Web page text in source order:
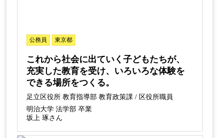
公務員 東京都
これから社会に出ていく子どもたちが、
充実した教育を受け、いろいろな体験を
できる場所をつくる。
足立区役所 教育指導部 教育政策課 / 区役所職員
明治大学 法学部 卒業
坂上 琢さん